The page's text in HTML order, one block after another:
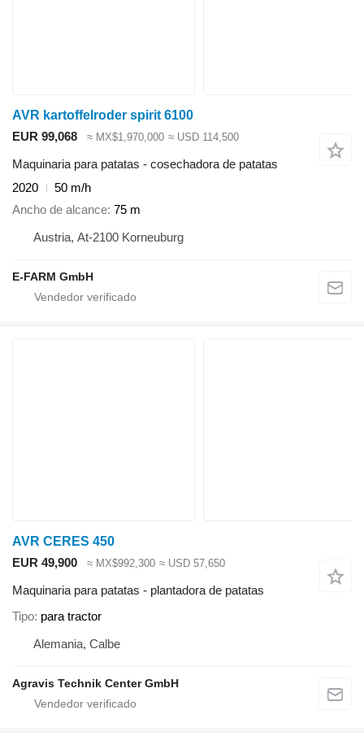
AVR kartoffelroder spirit 6100
EUR 99,068
≈ MX$1,970,000 ≈ USD 114,500
Maquinaria para patatas - cosechadora de patatas
2020
50 m/h
Ancho de alcance 75 m
Austria, At-2100 Korneuburg
E-FARM GmbH
AVR CERES 450
EUR 49,900
≈ MX$992,300 ≈ USD 57,650
Maquinaria para patatas - plantadora de patatas
Tipo para tractor
Alemania, Calbe
Agravis Technik Center GmbH